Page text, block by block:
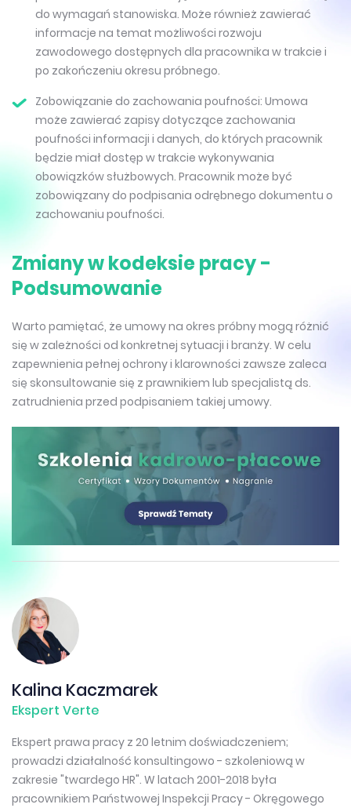
do wymagań stanowiska. Może również zawierać
informacje na temat możliwości rozwoju
zawodowego dostępnych dla pracownika w trakcie i
po zakończeniu okresu próbnego.
Zobowiązanie do zachowania poufności: Umowa
może zawierać zapisy dotyczące zachowania
poufności informacji i danych, do których pracownik
będzie miał dostęp w trakcie wykonywania
obowiązków służbowych. Pracownik może być
zobowiązany do podpisania odrębnego dokumentu o
zachowaniu poufności.
Zmiany w kodeksie pracy -
Podsumowanie
Warto pamiętać, że umowy na okres próbny mogą różnić
się w zależności od konkretnej sytuacji i branży. W celu
zapewnienia pełnej ochrony i klarowności zawsze zaleca
się skonsultowanie się z prawnikiem lub specjalistą ds.
zatrudnienia przed podpisaniem takiej umowy.
Kalina Kaczmarek
Ekspert Verte
Ekspert prawa pracy z 20 letnim doświadczeniem;
prowadzi działalność konsultingowo - szkoleniową w
zakresie "twardego HR". W latach 2001-2018 była
pracownikiem Państwowej Inspekcji Pracy - Okręgowego